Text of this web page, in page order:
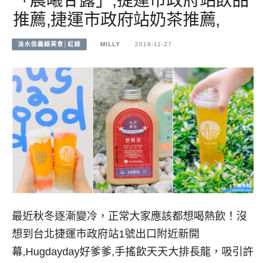
推薦,捷運市政府站奶茶推薦,
淡水信義線美食│紅線 MILLY 2019-11-27
最近秋冬逐漸變冷，正常大家應該都想喝熱飲！沒
想到台北捷運市政府站1號出口附近新開
幕,Hugdayday好爹爹,手搖飲天天大排長龍，吸引許